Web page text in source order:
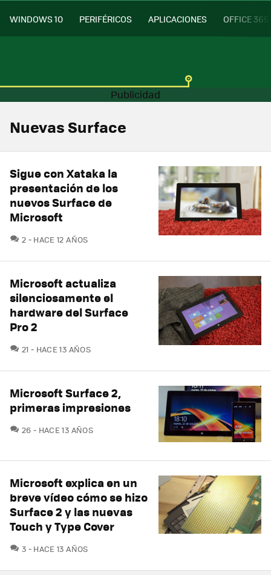
WINDOWS 10 PERIFÉRICOS APLICACIONES OFFICE 365
Nuevas Surface
Sigue con Xataka la
presentación de los
nuevos Surface de
Microsoft
2 COMENTARIOS
HACE 12 AÑOS
Microsoft actualiza
silenciosamente el
hardware del Surface
Pro 2
21 COMENTARIOS
HACE 13 AÑOS
Microsoft Surface 2,
primeras impresiones
26 COMENTARIOS
HACE 13 AÑOS
Microsoft explica en un
breve vídeo cómo se hizo
Surface 2 y las nuevas
Touch y Type Cover
3 COMENTARIOS
HACE 13 AÑOS